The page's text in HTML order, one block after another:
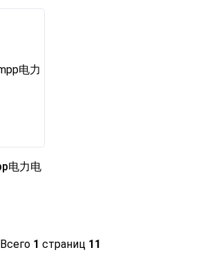
电力电
Всего 1 страниц 11